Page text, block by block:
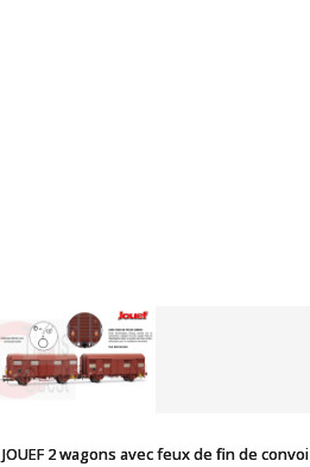
JOUEF 2 wagons avec feux de fin de convoi